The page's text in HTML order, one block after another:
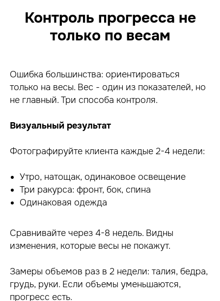
Контроль прогресса не
только по весам
Ошибка большинства: ориентироваться
только на весы. Вес - один из показателей, но
не главный. Три способа контроля.
Визуальный результат
Фотографируйте клиента каждые 2-4 недели:
Утро, натощак, одинаковое освещение
Три ракурса: фронт, бок, спина
Одинаковая одежда
Сравнивайте через 4-8 недель. Видны
изменения, которые весы не покажут.
Замеры объемов раз в 2 недели: талия, бедра,
грудь, руки. Если объемы уменьшаются,
прогресс есть.ГЛЕБ ФОСТЕНКО
Провел более 100 семинаров в таких фитнес-
Создал самую крупную и результативную
школу в РФ для фитнес-тренеров
Обучил маркетингу и продажам
лет в сетях FitnessHolding, Физика, Alex
Fitness. Провел и проанализировал более 850
стартовых тренировок
в сделкуболее 85% и удержанием
клиента 6 месяцев